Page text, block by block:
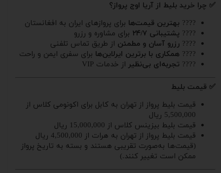
✅ چرا خرید بلیط از آریا اوج پرواز؟
???? بهترین قیمت‌ها برای پروازهای ایران به افغانستان
???? پشتیبانی ۲۴/۷
برای مشاوره و رزرو
???? رزرو آسان و مطمئن از طریق تماس تلفنی
???? همکاری با برترین ایرلاین‌ها برای سفری ایمن و راحت
???? تجربه‌ای بی‌نظیر از خدمات VIP
✅ قیمت بلیط
قیمت بلیط پرواز از تهران به کابل برای اکونومی کلاس از
5,500,000 ریال
قیمت بلیط بیزینس کلاس از 15,000,000 ریال
قیمت بلیط پرواز از تهران به هرات از 4,500,000 ریال
(قیمت‌ها به‌صورت تقریبی هستند و بسته به تاریخ پرواز
ممکن است تغییر کنند.)